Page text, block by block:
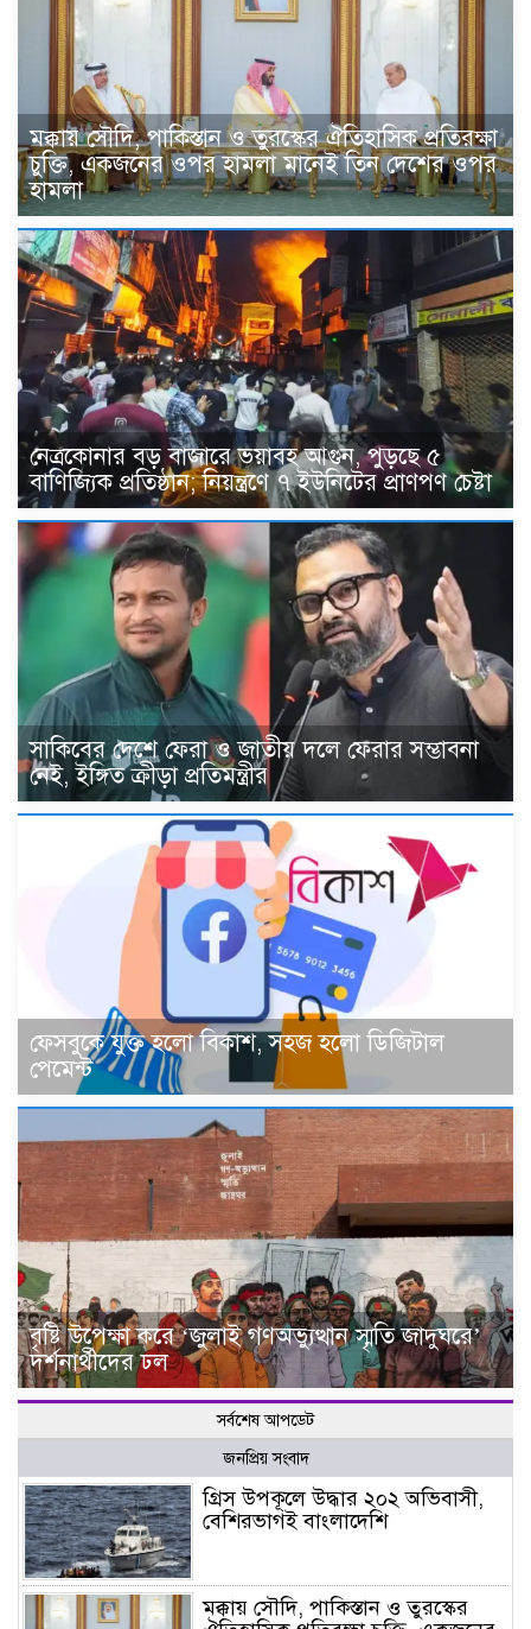
মক্কায় সৌদি, পাকিস্তান ও তুরস্কের ঐতিহাসিক প্রতিরক্ষা
চুক্তি, একজনের ওপর হামলা মানেই তিন দেশের ওপর
হামলা
নেত্রকোনার বড় বাজারে ভয়াবহ আগুন, পুড়ছে ৫
বাণিজ্যিক প্রতিষ্ঠান; নিয়ন্ত্রণে ৭ ইউনিটের প্রাণপণ চেষ্টা
সাকিবের দেশে ফেরা ও জাতীয় দলে ফেরার সম্ভাবনা
নেই, ইঙ্গিত ক্রীড়া প্রতিমন্ত্রীর
ফেসবুকে যুক্ত হলো বিকাশ, সহজ হলো ডিজিটাল
পেমেন্ট
বৃষ্টি উপেক্ষা করে ‘জুলাই গণঅভ্যুত্থান স্মৃতি জাদুঘরে’
দর্শনার্থীদের ঢল
সর্বশেষ আপডেট
জনপ্রিয় সংবাদ
গ্রিস উপকূলে উদ্ধার ২০২ অভিবাসী,
বেশিরভাগই বাংলাদেশি
মক্কায় সৌদি, পাকিস্তান ও তুরস্কের